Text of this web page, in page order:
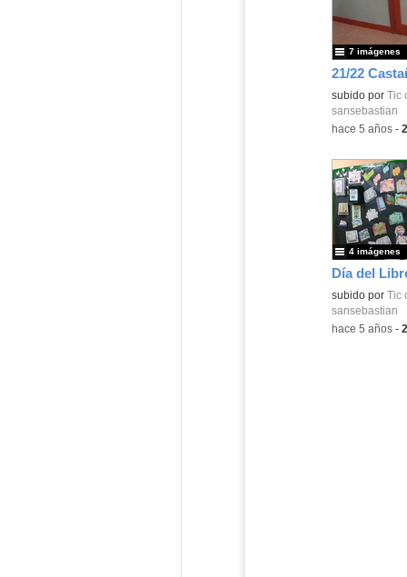
21/22
Contenido
subido por Tic
sansebastian
7 imágenes
-hace 5 años-
Día del
Contenido
subido por Tic
sansebastian
4 imágenes
-hace 5 años-